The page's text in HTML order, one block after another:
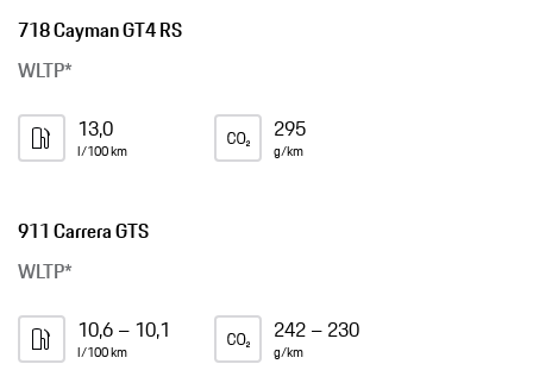
718 Cayman GT4 RS
WLTP*
13,0
l/100 km
295
g/km
911 Carrera GTS
WLTP*
10,6 – 10,1
l/100 km
242 – 230
g/km